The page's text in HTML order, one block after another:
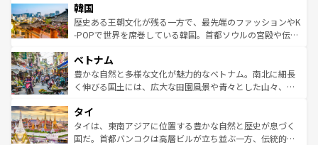
ワイを、存分に味わってほしい。 なお、新着のハワイ情報
はコンテンツ一覧を参照してほしい。
いる。アクティビティも充実しており、サーフィンやダイ
ビング、ハイキングなど、アウトドア好きにはたまらな
い。オーストラリアの多彩な魅力を存分に味わいつくそ
参照してほしい。
ン）、静ひつな山岳地帯である台湾東部など、都市の喧騒
と山間の静けさが共存しており、訪れる人に新しい発見と
驚きをもたらしてくれる。また、奥深い台湾の食文化も魅
容にもいいと評判のスイーツなど、バラエティ豊かな料理
が味わえる。 なお、新着の台湾情報は コンテンツ一覧を参
照してほしい。
韓国
歴史ある王朝文化が残る一方で、最先端のファッションやK
-POPで世界を席巻している韓国。首都ソウルの宮殿や伝統
き、地方に足を延ばせば四季折々の自然美を楽しむことが
できる。そして、キムチや焼肉、絶品のストリートフード
まで、さまざまな韓国料理が待っている。夜には、韓国な
リティに包まれながら、韓国の多彩な魅力を心ゆくまで味
わってみてほしい。 なお、新着の韓国情報はコンテンツ一
覧を参照してほしい。
ベトナム
豊かな自然と多様な文化が魅力的なベトナム。南北に細長
く伸びる国土には、広大な田園風景や青々とした山々、世
急速な発展と共に伝統が息づく。ハノイの古い町並みやホ
ーチミン市のフランス統治時代の建物も、独特の雰囲気を
醸し出している。また、バラエティの豊かさとおいしさで
タイ
タイは、東南アジアに位置する豊かな自然と歴史が息づく
国だ。首都バンコクは高層ビルが立ち並ぶ一方、伝統的な